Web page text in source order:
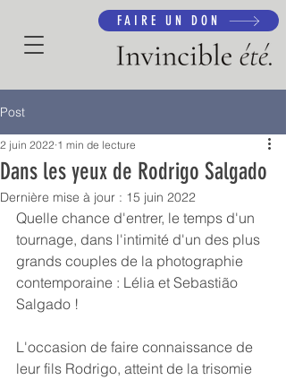
FAIRE UN DON
Post
Dans les yeux de Rodrigo Salgado
2 juin 2022 1 min de lecture
Dernière mise à jour : 15 juin 2022
Quelle chance d'entrer, le temps d'un
tournage, dans l'intimité d'un des plus
grands couples de la photographie
contemporaine : Lélia et Sebastião
Salgado !
L'occasion de faire connaissance de
leur fils Rodrigo, atteint de la trisomie